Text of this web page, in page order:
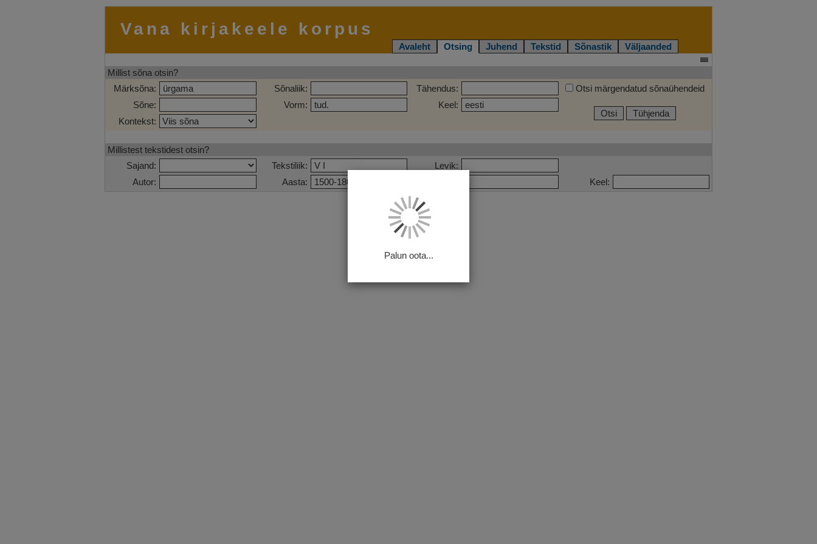
Vana kirjakeele korpus
Avaleht Otsing Juhend Tekstid Sõnastik Väljaanded
Millist sõna otsin?
Märksõna:
Sõnaliik:
Tähendus:
Sõne:
Vorm:
Keel:
Kontekst:
Otsi märgendatud sõnaühendeid
Otsi Tühjenda
Millistest tekstidest otsin?
Sajand:
Tekstiliik:
Levik:
Autor:
Aasta: Keel:
Palun oota...